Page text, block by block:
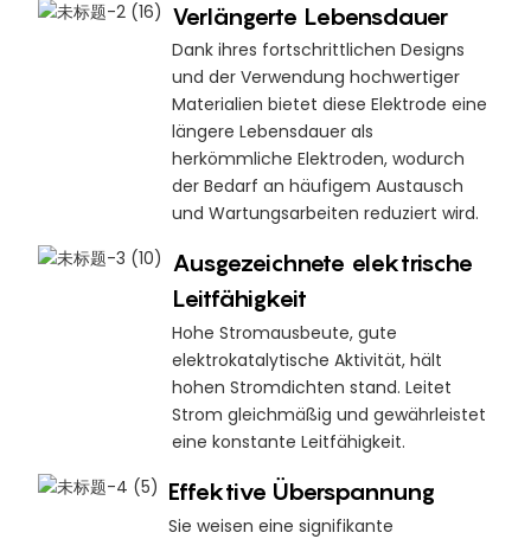
Verlängerte Lebensdauer
Dank ihres fortschrittlichen Designs
und der Verwendung hochwertiger
Materialien bietet diese Elektrode eine
längere Lebensdauer als
herkömmliche Elektroden, wodurch
der Bedarf an häufigem Austausch
und Wartungsarbeiten reduziert wird.
Ausgezeichnete elektrische
Leitfähigkeit
Hohe Stromausbeute, gute
elektrokatalytische Aktivität, hält
hohen Stromdichten stand. Leitet
Strom gleichmäßig und gewährleistet
eine konstante Leitfähigkeit.
Effektive Überspannung
Sie weisen eine signifikante